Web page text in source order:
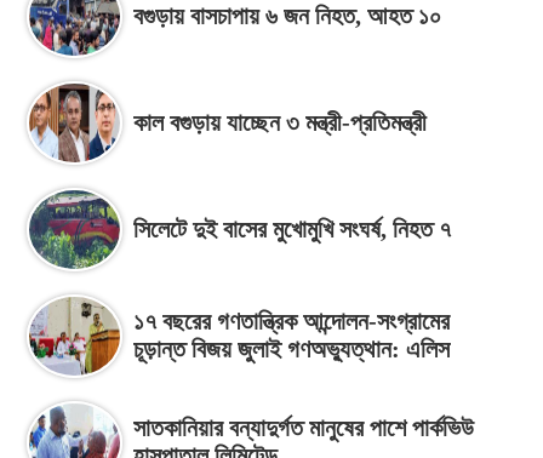
বগুড়ায় বাসচাপায় ৬ জন নিহত, আহত ১০
কাল বগুড়ায় যাচ্ছেন ৩ মন্ত্রী-প্রতিমন্ত্রী
সিলেটে দুই বাসের মুখোমুখি সংঘর্ষ, নিহত ৭
১৭ বছরের গণতান্ত্রিক আন্দোলন-সংগ্রামের
চূড়ান্ত বিজয় জুলাই গণঅভ্যুত্থান: এলিস
সাতকানিয়ার বন্যাদুর্গত মানুষের পাশে পার্কভিউ